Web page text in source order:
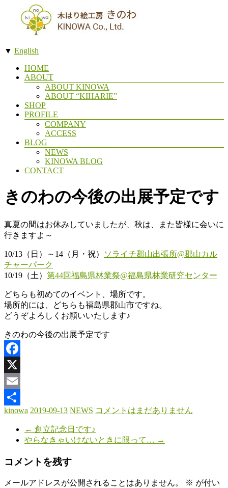
ツ
り
絵
の
き
わ
と
と
も
暮
ら
す。
▼ English
HOME
ABOUT
ABOUT KINOWA
ABOUT “KIHARIE”
SHOP
PROFILE
COMPANY
ACCESS
BLOG
NEWS
KINOWA BLOG
CONTACT
きのわの今後の出展予定です
真夏の間はお休みしていましたが、秋は、また皆様に会いに
行きますよ～
10/13（日）～14（月・祝）
ソライチ郡山出張所@郡山カル
チャーパーク
10/19（土） 第44回福島県林業祭@福島県林業研究センター
どちらも初めてのイベント、場所です。
場所的には、どちらも福島県郡山市ですね。
どうぞよろしくお願いいたします♪
きのわの今後の出展予定です
Facebook
X
Email
共
kinowa 2019-09-13 NEWS コメントはまだありません
← 創立記念日です♪
やらなきゃいけないときに限って… →
コメントを残す
メールアドレスが公開されることはありません。 ※ が付い